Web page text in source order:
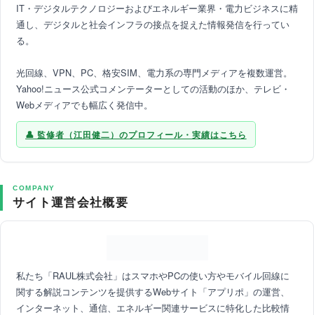
IT・デジタルテクノロジーおよびエネルギー業界・電力ビジネスに精
通し、デジタルと社会インフラの接点を捉えた情報発信を行ってい
る。
光回線、VPN、PC、格安SIM、電力系の専門メディアを複数運営。
Yahoo!ニュース公式コメンテーターとしての活動のほか、テレビ・
Webメディアでも幅広く発信中。
監修者（江田健二）のプロフィール・実績はこちら
COMPANY
サイト運営会社概要
私たち「RAUL株式会社」はスマホやPCの使い方やモバイル回線に
関する解説コンテンツを提供するWebサイト「アプリポ」の運営、
インターネット、通信、エネルギー関連サービスに特化した比較情